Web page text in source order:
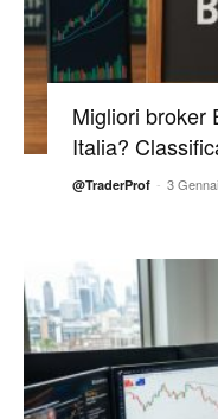
Migliori broker
Italia?
@TraderProf - 3